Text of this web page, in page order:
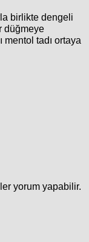
birlikte dengeli
düğmeye
mentol tadı ortaya
yorum yapabilir.